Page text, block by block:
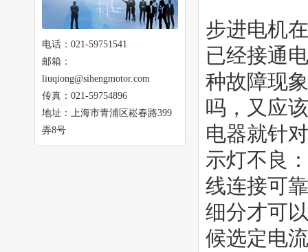
电话：021-59751541
邮箱：
liuqiong@sihengmotor.com
传真：021-59754896
地址：上海市青浦区崧春路399
弄8号
步进电机
已经接通
种故障现
吗，又应
电器就针
示灯不良
线连接可
细分才可
候选定电